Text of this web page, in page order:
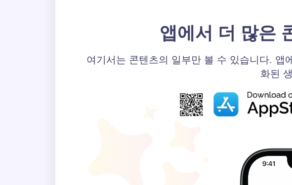
앱에서 더 많은
여기서는 콘텐츠의 일부만 볼 수 있습니다. 앱
화된